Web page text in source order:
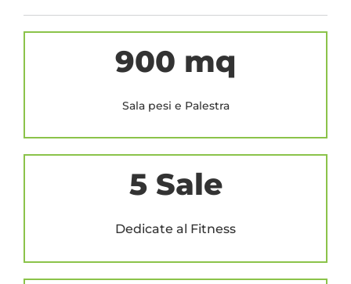
900 mq
Sala pesi e Palestra
5 Sale
Dedicate al Fitness